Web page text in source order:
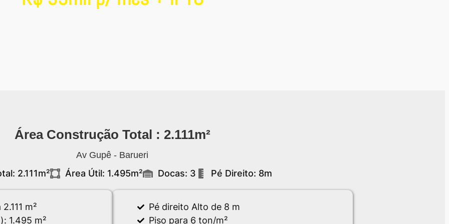
Área Construção Total : 2.111m²
Av Gupê - Barueri
2.111m² Área Útil: 1.495m² Docas: 3 Pé Direito: 8m
m²
1.495 m²
Pé direito Alto de 8 m
Piso para 6 ton/m²